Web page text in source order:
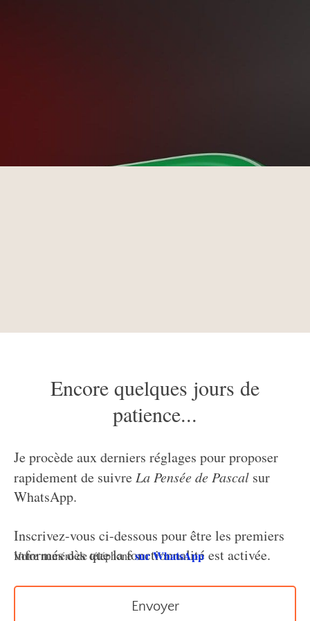
Encore quelques jours de
patience...
Je procède aux derniers réglages pour proposer
rapidement de suivre La Pensée de Pascal sur
WhatsApp.
Inscrivez-vous ci-dessous pour être les premiers
informés dès que la fonctionnalité est activée.
Pascal
Votre numéro de téléphonesur WhatsApp
Envoyer